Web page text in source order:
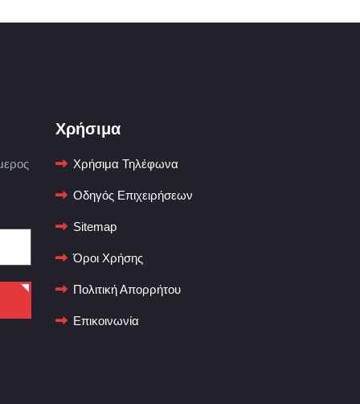
Χρήσιμα
Χρήσιμα Τηλέφωνα
Οδηγός Επιχειρήσεων
Sitemap
Όροι Χρήσης
Πολιτική Απορρήτου
Επικοινωνία